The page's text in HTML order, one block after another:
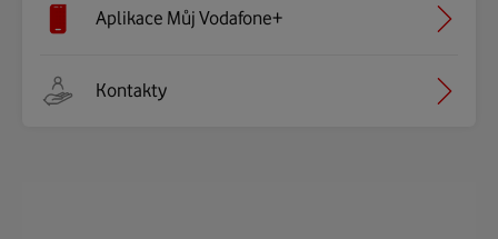
Aplikace Můj Vodafone+
Kontakty